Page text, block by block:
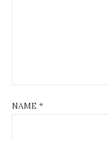
NAME *